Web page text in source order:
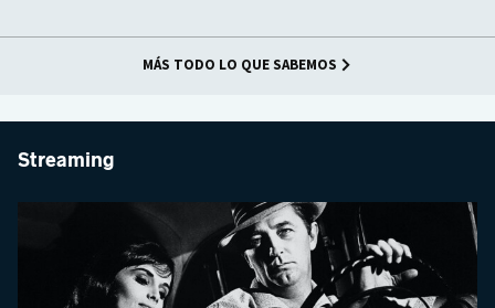
MÁS TODO LO QUE SABEMOS
Streaming